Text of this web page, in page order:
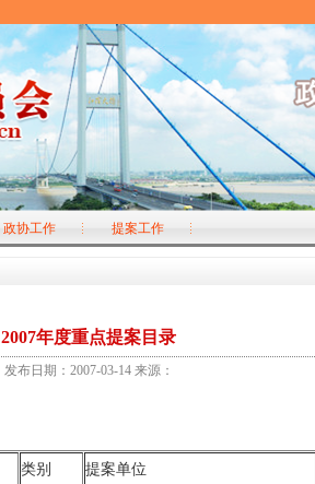
政协工作 提案工作
2007年度重点提案目录
发布日期：2007-03-14 来源：
类别 提案单位